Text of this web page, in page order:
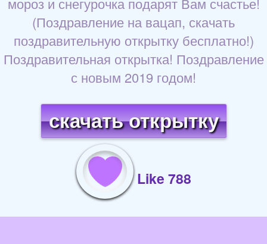
(Поздравление на вацап, скачать
поздравительную открытку бесплатно!)
Поздравительная открытка! Поздравление
с новым 2019 годом!
скачать открытку
Like 788